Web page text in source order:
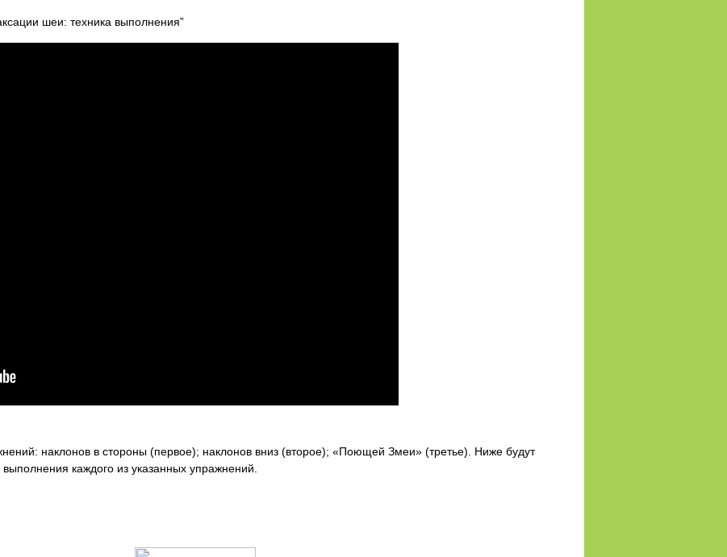
шеи: техника выполнения”
наклонов в стороны (первое); наклонов вниз (второе); «Поющей Змеи» (третье). Ниже будут
каждого из указанных упражнений.